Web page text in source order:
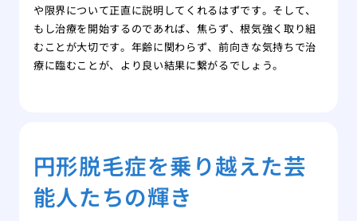
や限界について正直に説明してくれるはずです。そして、
もし治療を開始するのであれば、焦らず、根気強く取り組
むことが大切です。年齢に関わらず、前向きな気持ちで治
療に臨むことが、より良い結果に繋がるでしょう。
円形脱毛症を乗り越えた芸
能人たちの輝き